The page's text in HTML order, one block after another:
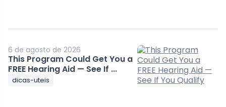
6 de agosto de 2026
This Program Could Get You a
FREE Hearing Aid — See If ...
dicas-uteis